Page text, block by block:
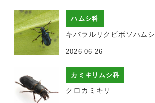
ハムシ科
キバラルリクビボソハムシ
2026-06-26
カミキリムシ科
クロカミキリ